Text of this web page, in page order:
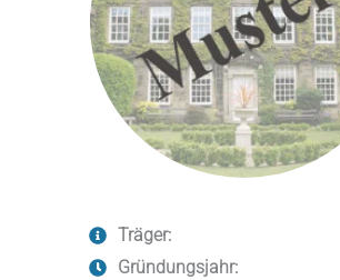
Träger:
Gründungsjahr: